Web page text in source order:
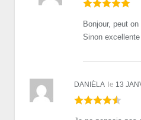
Bonjour, peut
Sinon
DANIÈLA le 13